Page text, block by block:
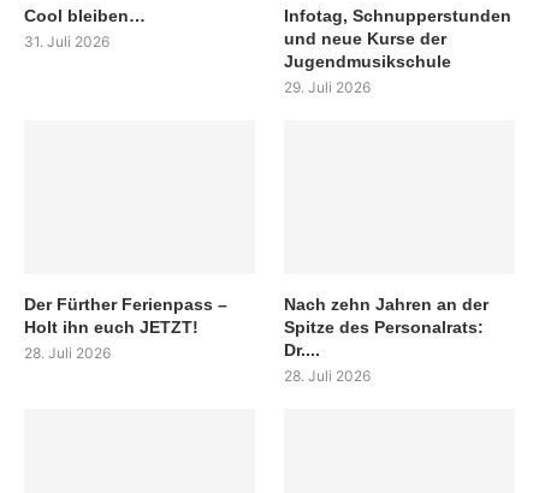
Cool bleiben…
31. Juli 2026
Infotag, Schnupperstunden
und neue Kurse der
Jugendmusikschule
29. Juli 2026
Der Fürther Ferienpass –
Holt ihn euch JETZT!
28. Juli 2026
Nach zehn Jahren an der
Spitze des Personalrats:
Dr....
28. Juli 2026